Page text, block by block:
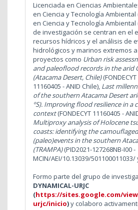
Licenciada en Ciencias
en Ciencia y Tecnología Ambiental
en Ciencia y Tecnología Ambiental
de investigación se centran en el
recursos hídricos y el análisis de
hidrológicos y marinos extremos
proyectos como Urban risk
and paleoflood records in the arid
(Atacama Desert, Chile)
11160405 - ANID Chile), Last
of the southern Atacama Desert
ºS). Improving flood resilience in a
context(FONDECYT 11160405 -
Multiproxy analysis of Holocene
coasts: identifying the
(paleo)events in the southern
(TRAMPA)(PID2021-127268NB-I00 -
MCIN/AEI/10.13039/501100011033/
Formo parte del grupo de
DYNAMICAL-URJC
(https://sites.google.com/
urjc/inicio)y colaboro